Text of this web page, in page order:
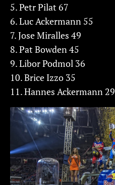
5. Petr Pilat 67
6. Luc Ackermann 55
7. Jose Miralles 49
8. Pat Bowden 45
9. Libor Podmol 36
10. Brice Izzo 35
11. Hannes Ackermann 29